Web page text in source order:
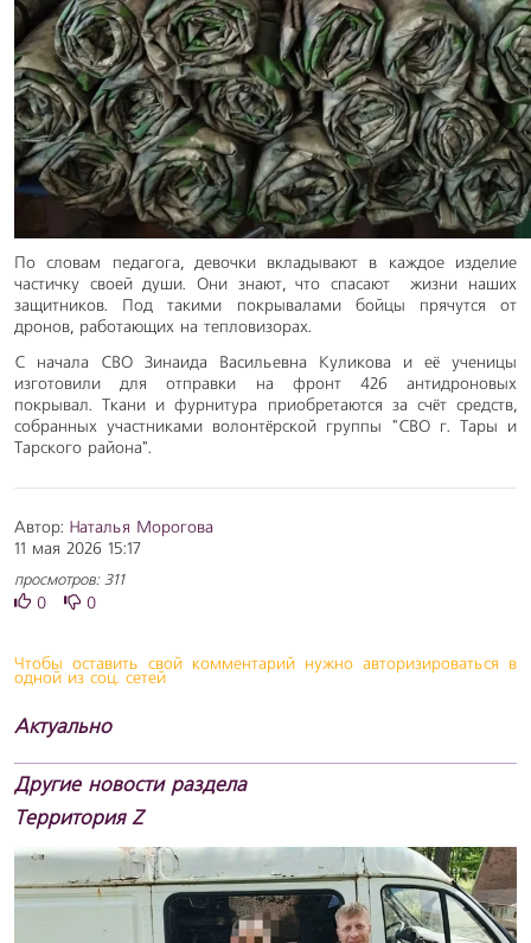
По словам педагога, девочки вкладывают в каждое изделие
частичку своей души. Они знают, что спасают жизни наших
защитников. Под такими покрывалами бойцы прячутся от
дронов, работающих на тепловизорах.
С начала СВО Зинаида Васильевна Куликова и её ученицы
изготовили для отправки на фронт 426 антидроновых
покрывал. Ткани и фурнитура приобретаются за счёт средств,
собранных участниками волонтёрской группы "СВО г. Тары и
Тарского района".
Автор: Наталья Морогова
11 мая 2026 15:17
просмотров: 311
0 0
Чтобы оставить свой комментарий нужно авторизироваться в
одной из соц. сетей
Актуально
Другие новости раздела
Территория Z